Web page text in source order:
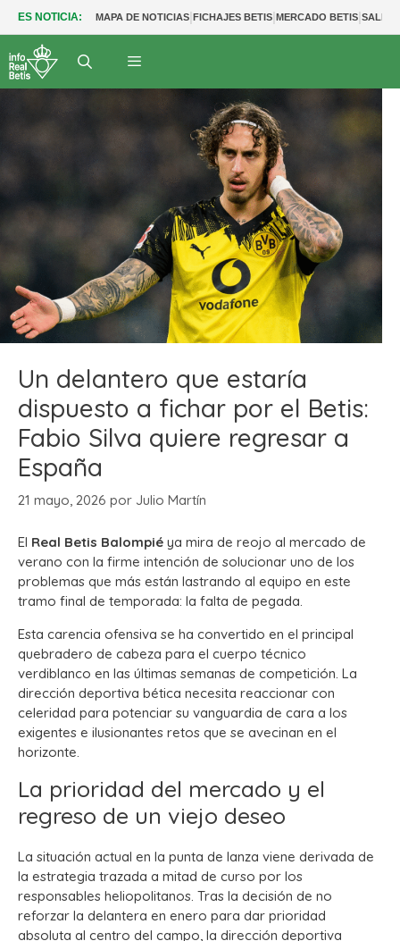
ES NOTICIA: MAPA DE NOTICIAS|FICHAJES BETIS|MERCADO BETIS|SALIDA
Un delantero que estaría
dispuesto a fichar por el Betis:
Fabio Silva quiere regresar a
España
21 mayo, 2026 por Julio Martín
El Real Betis Balompié ya mira de reojo al mercado de
verano con la firme intención de solucionar uno de los
problemas que más están lastrando al equipo en este
tramo final de temporada: la falta de pegada.
Esta carencia ofensiva se ha convertido en el principal
quebradero de cabeza para el cuerpo técnico
verdiblanco en las últimas semanas de competición. La
dirección deportiva bética necesita reaccionar con
celeridad para potenciar su vanguardia de cara a los
exigentes e ilusionantes retos que se avecinan en el
horizonte.
La prioridad del mercado y el
regreso de un viejo deseo
La situación actual en la punta de lanza viene derivada de
la estrategia trazada a mitad de curso por los
responsables heliopolitanos. Tras la decisión de no
reforzar la delantera en enero para dar prioridad
absoluta al centro del campo, la dirección deportiva